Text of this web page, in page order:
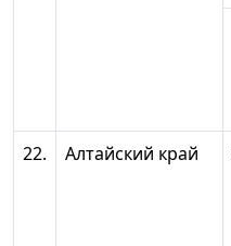
22. Алтайский край